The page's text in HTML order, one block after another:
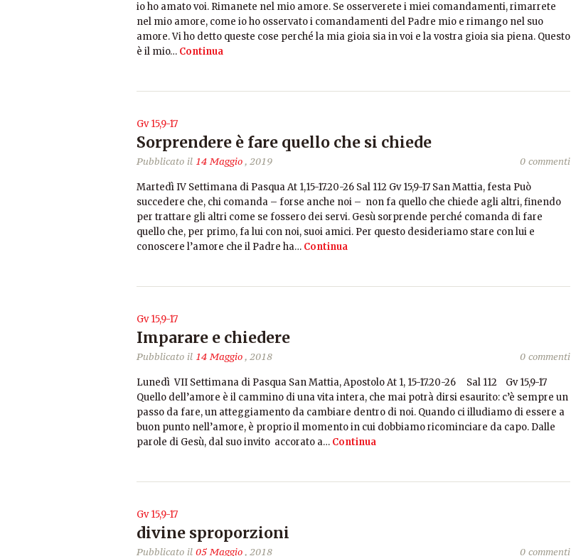
io ho amato voi. Rimanete nel mio amore. Se osserverete i miei comandamenti, rimarrete
nel mio amore, come io ho osservato i comandamenti del Padre mio e rimango nel suo
amore. Vi ho detto queste cose perché la mia gioia sia in voi e la vostra gioia sia piena. Questo
è il mio… Continua
Gv 15,9-17
Sorprendere è fare quello che si chiede
Pubblicato il 14 Maggio, 2019 0 commenti
Martedì IV Settimana di Pasqua At 1,15-17.20-26 Sal 112 Gv 15,9-17 San Mattia, festa Può
succedere che, chi comanda – forse anche noi – non fa quello che chiede agli altri, finendo
per trattare gli altri come se fossero dei servi. Gesù sorprende perché comanda di fare
quello che, per primo, fa lui con noi, suoi amici. Per questo desideriamo stare con lui e
conoscere l’amore che il Padre ha… Continua
Gv 15,9-17
Imparare e chiedere
Pubblicato il 14 Maggio, 2018 0 commenti
Lunedì VII Settimana di Pasqua San Mattia, Apostolo At 1, 15-17.20-26 Sal 112 Gv 15,9-17
Quello dell’amore è il cammino di una vita intera, che mai potrà dirsi esaurito: c’è sempre un
passo da fare, un atteggiamento da cambiare dentro di noi. Quando ci illudiamo di essere a
buon punto nell’amore, è proprio il momento in cui dobbiamo ricominciare da capo. Dalle
parole di Gesù, dal suo invito accorato a… Continua
Gv 15,9-17
divine sproporzioni
Pubblicato il 05 Maggio, 2018 0 commenti